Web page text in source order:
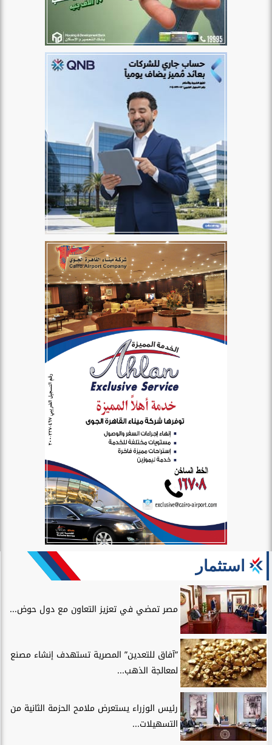
استثمار
مصر تمضي في تعزيز التعاون مع دول حوض...
”آفاق للتعدين” المصرية تستهدف إنشاء مصنع
لمعالجة الذهب...
رئيس الوزراء يستعرض ملامح الحزمة الثانية من
التسهيلات...